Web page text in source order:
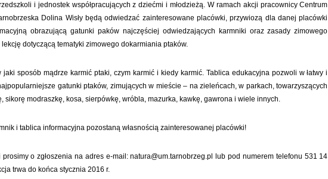
i jednostek współpracujących z dziećmi i młodzieżą. W ramach akcji pracownicy Centrum
Dolina Wisły będą odwiedzać zainteresowane placówki, przywiozą dla danej placówki
obrazującą gatunki paków najczęściej odwiedzających karmniki oraz zasady zimowego
dotyczącą tematyki zimowego dokarmiania ptaków.
sposób mądrze karmić ptaki, czym karmić i kiedy karmić. Tablica edukacyjna pozwoli w łatwy i
gatunki ptaków, zimujących w mieście – na zieleńcach, w parkach, towarzyszących
sikorę modraszkę, kosa, sierpówkę, wróbla, mazurka, kawkę, gawrona i wiele innych.
i tablica informacyjna pozostaną własnością zainteresowanej placówki!
prosimy o zgłoszenia na adres e-mail: natura@um.tarnobrzeg.pl lub pod numerem telefonu 531 14
trwa do końca stycznia 2016 r.